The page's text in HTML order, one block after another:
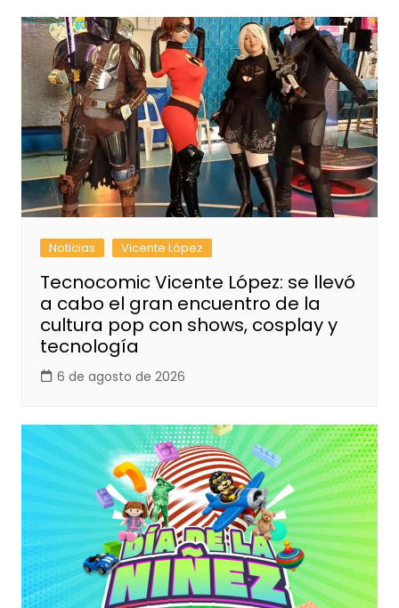
Noticias Vicente López
Tecnocomic Vicente López: se llevó
a cabo el gran encuentro de la
cultura pop con shows, cosplay y
tecnología
6 de agosto de 2026